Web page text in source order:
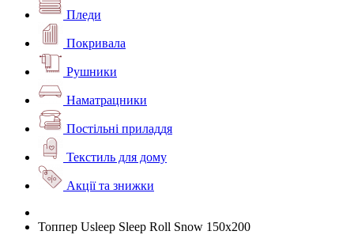
Пледи
Покривала
Рушники
Наматрацники
Постільні приладдя
Текстиль для дому
Акції та знижки
Топпер Usleep Sleep Roll Snow 150х200